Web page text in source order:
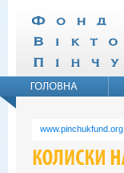
www.pinchukfund.org